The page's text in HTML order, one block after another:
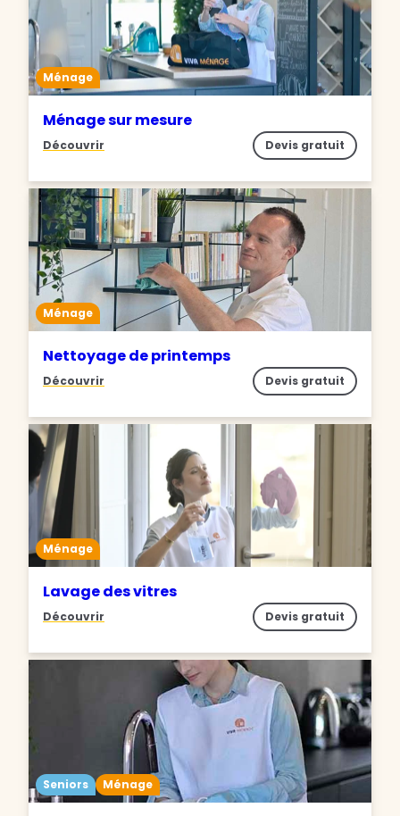
Ménage
Ménage sur mesure
Découvrir Devis gratuit
Ménage
Nettoyage de printemps
Découvrir Devis gratuit
Ménage
Lavage des vitres
Découvrir Devis gratuit
Seniors Ménage